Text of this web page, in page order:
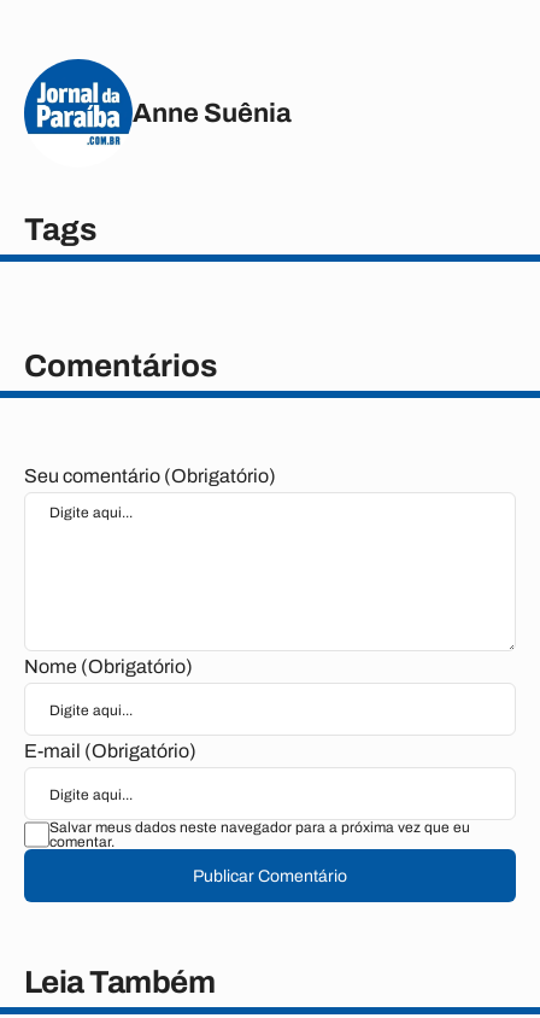
Anne Suênia
Tags
Comentários
Seu comentário (Obrigatório)
Nome (Obrigatório)
E-mail (Obrigatório)
Salvar meus dados neste navegador para a próxima vez que eu
comentar.
Publicar Comentário
Leia Também